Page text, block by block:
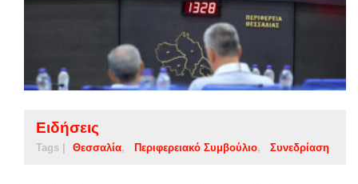
Ειδήσεις
Tags | Θεσσαλία Περιφερειακό Συμβούλιο Συνεδρίαση